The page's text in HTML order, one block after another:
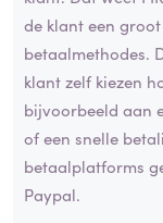
de klant een
betaalmethodes.
klant zelf kiezen
bijvoorbeeld aan
of een snelle
betaalplatforms
Paypal.